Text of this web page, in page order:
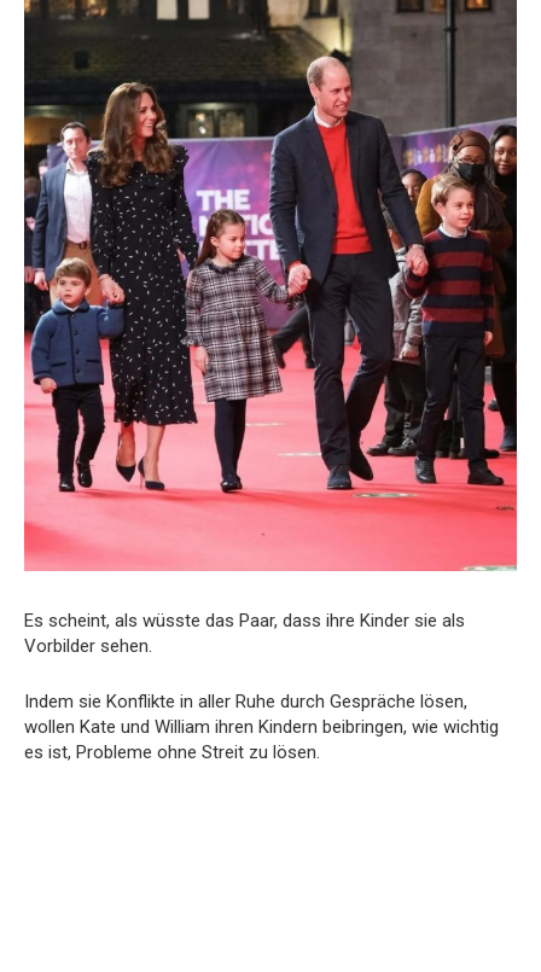
Es scheint, als wüsste das Paar, dass ihre Kinder sie als
Vorbilder sehen.
Indem sie Konflikte in aller Ruhe durch Gespräche lösen,
wollen Kate und William ihren Kindern beibringen, wie wichtig
es ist, Probleme ohne Streit zu lösen.